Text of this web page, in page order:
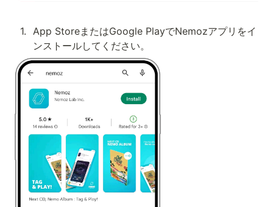
1.
App StoreまたはGoogle PlayでNemozアプリをイ
ンストールしてください。